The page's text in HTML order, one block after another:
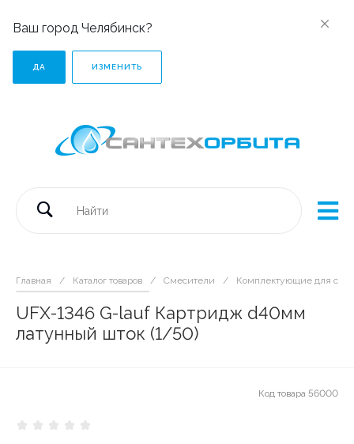
Ваш город Челябинск?
ДА ИЗМЕНИТЬ
Главная / Каталог товаров / Смесители / Комплектующие для
UFX-1346 G-lauf Картридж d40мм
латунный шток (1/50)
Код товара 56000